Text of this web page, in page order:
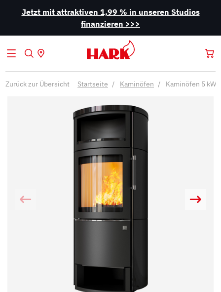
Jetzt mit attraktiven 1,99 % in unseren Studios
finanzieren >>>
Zurück zur Übersicht Startseite Kaminöfen Kaminöfen 5 kW